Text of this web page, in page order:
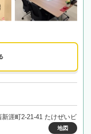
涯町2-21-41 たけぜいビ
地図